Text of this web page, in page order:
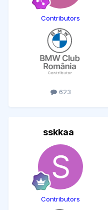
Contributors
623
sskkaa
Contributors